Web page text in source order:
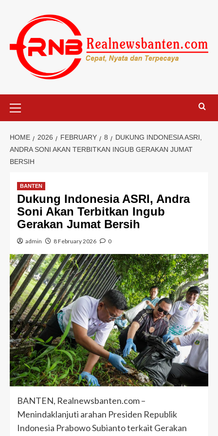
content
Menu
HOME 2026 FEBRUARY 8
DUKUNG INDONESIA ASRI,
ANDRA SONI AKAN TERBITKAN INGUB GERAKAN JUMAT
BERSIH
BANTEN
Dukung Indonesia ASRI, Andra
Soni Akan Terbitkan Ingub
Gerakan Jumat Bersih
admin 8 February 2026 0
BANTEN, Realnewsbanten.com –
Menindaklanjuti arahan Presiden Republik
Indonesia Prabowo Subianto terkait Gerakan